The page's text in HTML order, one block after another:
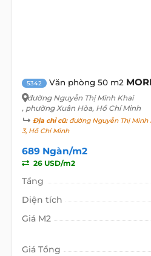
5342 Văn phòng 50 m2
đường Nguyễn Thị Minh Khai
, phường Xuân Hòa, Hồ Chí Minh
Địa chỉ cũ:đường Nguyễn Thị Minh
3, Hồ Chí Minh
689 Ngàn/m2
26 USD/m2
Tầng
Diện tích
Giá M2
Giá Tổng